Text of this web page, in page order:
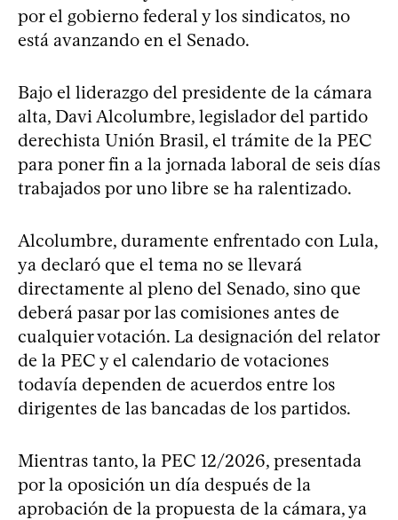
por el gobierno federal y los sindicatos, no
está avanzando en el Senado.
Bajo el liderazgo del presidente de la cámara
alta, Davi Alcolumbre, legislador del partido
derechista Unión Brasil, el trámite de la PEC
para poner fin a la jornada laboral de seis días
trabajados por uno libre se ha ralentizado.
Alcolumbre, duramente enfrentado con Lula,
ya declaró que el tema no se llevará
directamente al pleno del Senado, sino que
deberá pasar por las comisiones antes de
cualquier votación. La designación del relator
de la PEC y el calendario de votaciones
todavía dependen de acuerdos entre los
dirigentes de las bancadas de los partidos.
Mientras tanto, la PEC 12/2026, presentada
por la oposición un día después de la
aprobación de la propuesta de la cámara, ya